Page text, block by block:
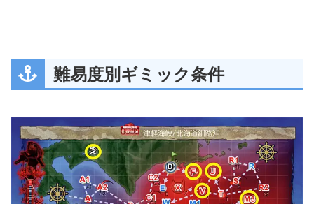
難易度別ギミック条件